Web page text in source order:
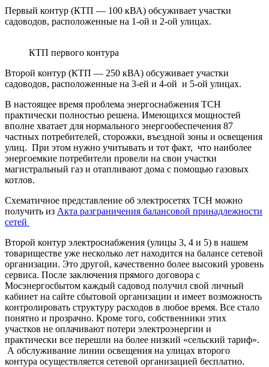
Первый контур (КТП — 100 кВА) обсуживает участки
садоводов, расположенные на 1-ой и 2-ой улицах.
КТП первого контура
Второй контур (КТП — 250 кВА) обсуживает участки
садоводов, расположенные на 3-ей и 4-ой и 5-ой улицах.
В настоящее время проблема энергоснабжения ТСН
практически полностью решена. Имеющихся мощностей
вполне хватает для нормального энергообеспечения 87
частных потребителей, сторожки, въездной зоны и освещения
улиц. При этом нужно учитывать и тот факт, что наиболее
энергоемкие потребители провели на свои участки
магистральный газ и отапливают дома с помощью газовых
котлов.
Схематичное представление об электросетях ТСН можно
получить из Акта разграничения балансовой принадлежности
сетей
Второй контур электроснабжения (улицы 3, 4 и 5) в нашем
товариществе уже несколько лет находится на балансе сетевой
организации. Это другой, качественно более высокий уровень
сервиса. После заключения прямого договора с
Мосэнергосбытом каждый садовод получил свой личный
кабинет на сайте сбытовой организации и имеет возможность
контролировать структуру расходов в любое время. Все стало
понятно и прозрачно. Кроме того, собственники этих
участков не оплачивают потери электроэнергии и
практически все перешли на более низкий «сельский тариф».
А обслуживание линии освещения на улицах второго
контура осуществляется сетевой организацией бесплатно.